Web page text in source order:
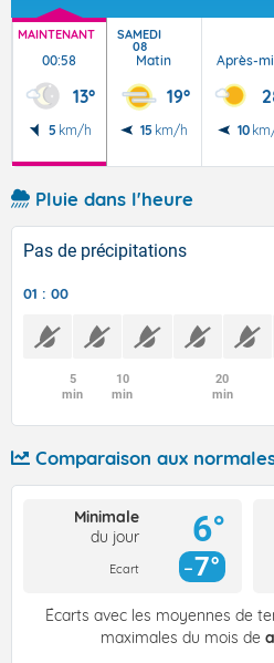
MAINTENANT
00:58
13°
5 km/h
SAMEDI
08
Matin
19°
15 km/h
Après-
10
Pluie dans l'heure
Pas de précipitations
01 : 00
5
min
10
min
20
min
Comparaison aux
Minimale
du jour
Ecart
6°
7°
Écarts avec les moyennes de
maximales du mois de